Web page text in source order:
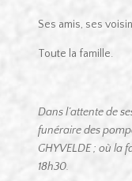
Ses amis, ses
Toute la famille.
Dans l’attente de
funéraire des
GHYVELDE ; où la
18h30.